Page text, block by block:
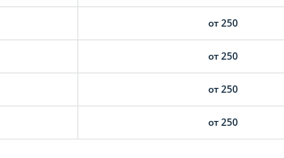
от 250
от 250
от 250
от 250